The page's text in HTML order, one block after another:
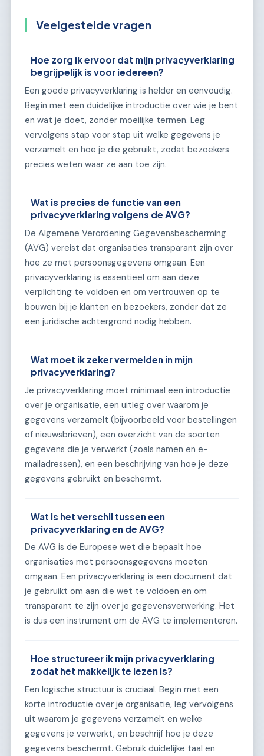
Veelgestelde vragen
Hoe zorg ik ervoor dat mijn privacyverklaring
begrijpelijk is voor iedereen?
Een goede privacyverklaring is helder en eenvoudig.
Begin met een duidelijke introductie over wie je bent
en wat je doet, zonder moeilijke termen. Leg
vervolgens stap voor stap uit welke gegevens je
verzamelt en hoe je die gebruikt, zodat bezoekers
precies weten waar ze aan toe zijn.
Wat is precies de functie van een
privacyverklaring volgens de AVG?
De Algemene Verordening Gegevensbescherming
(AVG) vereist dat organisaties transparant zijn over
hoe ze met persoonsgegevens omgaan. Een
privacyverklaring is essentieel om aan deze
verplichting te voldoen en om vertrouwen op te
bouwen bij je klanten en bezoekers, zonder dat ze
een juridische achtergrond nodig hebben.
Wat moet ik zeker vermelden in mijn
privacyverklaring?
Je privacyverklaring moet minimaal een introductie
over je organisatie, een uitleg over waarom je
gegevens verzamelt (bijvoorbeeld voor bestellingen
of nieuwsbrieven), een overzicht van de soorten
gegevens die je verwerkt (zoals namen en e-
mailadressen), en een beschrijving van hoe je deze
gegevens gebruikt en beschermt.
Wat is het verschil tussen een
privacyverklaring en de AVG?
De AVG is de Europese wet die bepaalt hoe
organisaties met persoonsgegevens moeten
omgaan. Een privacyverklaring is een document dat
je gebruikt om aan die wet te voldoen en om
transparant te zijn over je gegevensverwerking. Het
is dus een instrument om de AVG te implementeren.
Hoe structureer ik mijn privacyverklaring
zodat het makkelijk te lezen is?
Een logische structuur is cruciaal. Begin met een
korte introductie over je organisatie, leg vervolgens
uit waarom je gegevens verzamelt en welke
gegevens je verwerkt, en beschrijf hoe je deze
gegevens beschermt. Gebruik duidelijke taal en